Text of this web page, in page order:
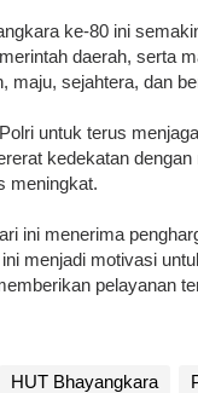
ke-80 ini
daerah, serta
maju, sejahtera, dan
untuk terus
kedekatan
meningkat.
ini menerima
menjadi motivasi
pelayanan
HUT Bhayangkara